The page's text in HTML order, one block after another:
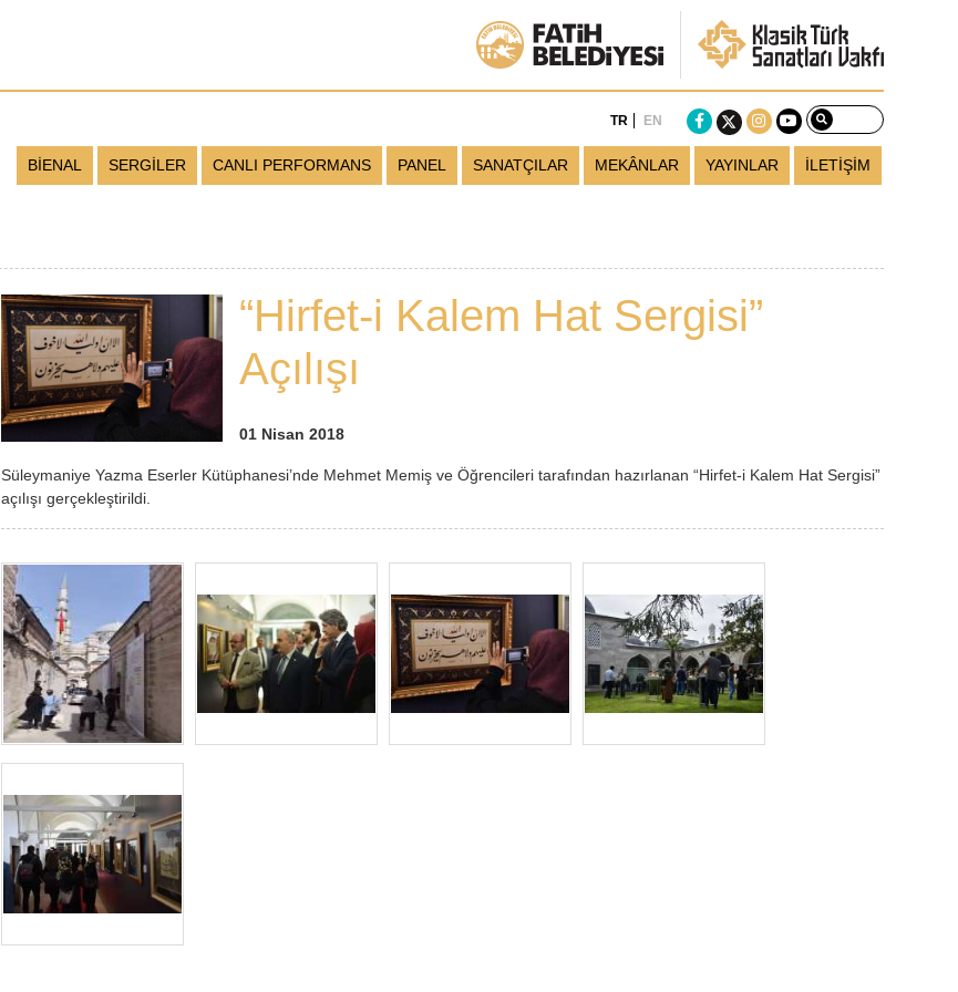
TR EN
BİENAL SERGİLER CANLI PERFORMANS PANEL SANATÇILAR MEKÂNLAR YAYINLAR İLETİŞİM
“Hirfet-i Kalem Hat Sergisi”
Açılışı
01 Nisan 2018
Süleymaniye Yazma Eserler Kütüphanesi’nde Mehmet Memiş ve Öğrencileri tarafından hazırlanan “Hirfet-i Kalem Hat Sergisi”
açılışı gerçekleştirildi.